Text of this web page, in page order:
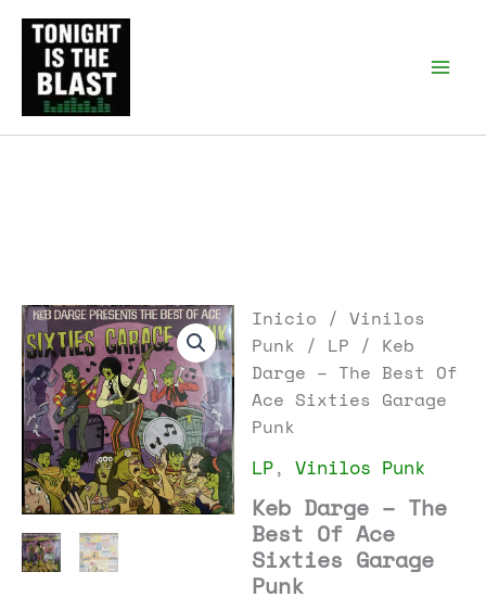
contenido
Inicio /Vinilos
Punk / LP / Keb
Darge – The Best Of
Ace Sixties Garage
Punk
LP,Vinilos Punk
Keb Darge – The
Best Of Ace
Sixties Garage
Punk